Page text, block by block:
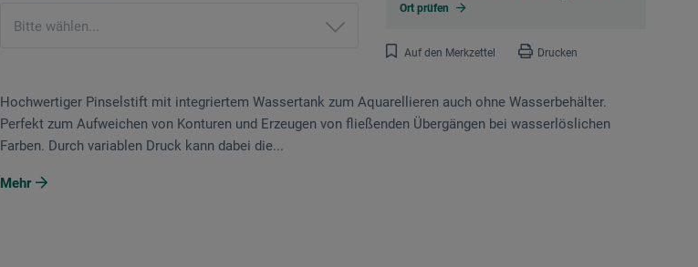
Ort prüfen
Auf den Merkzettel Drucken
Hochwertiger Pinselstift mit integriertem Wassertank zum Aquarellieren auch ohne Wasserbehälter.
Perfekt zum Aufweichen von Konturen und Erzeugen von fließenden Übergängen bei wasserlöslichen
Farben. Durch variablen Druck kann dabei die...
Mehr